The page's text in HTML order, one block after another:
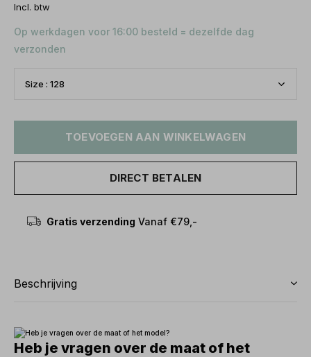
Incl. btw
Op werkdagen voor 16:00 besteld = dezelfde dag
verzonden
TOEVOEGEN AAN WINKELWAGEN
DIRECT BETALEN
Gratis verzending Vanaf €79,-
Beschrijving
Heb je vragen over de maat of het